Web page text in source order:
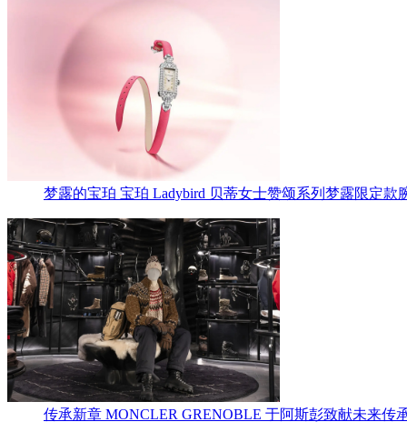
梦露的宝珀 宝珀 Ladybird 贝蒂女士赞颂系列梦露限定款
传承新章 MONCLER GRENOBLE 于阿斯彭致献未来传